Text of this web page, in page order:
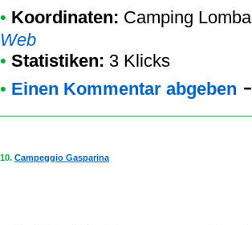
• Koordinaten: Camping
Web
• Statistiken: 3 Klicks
• Einen Kommentar abgeben -
10. Campeggio Gasparina